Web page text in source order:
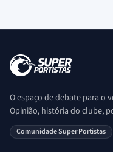
O espaço de debate para o
Opinião, história do clube,
saber sobre o universo
Comunidade Super Portistas